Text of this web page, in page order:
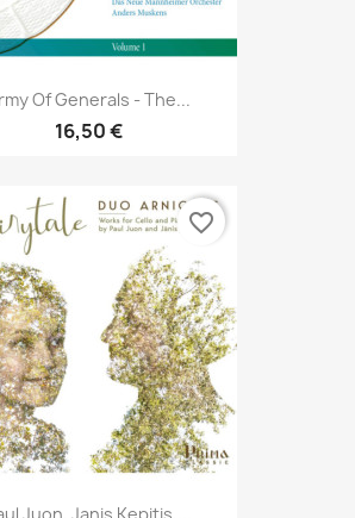
Of Generals - The...
16,50 €
favorite_border